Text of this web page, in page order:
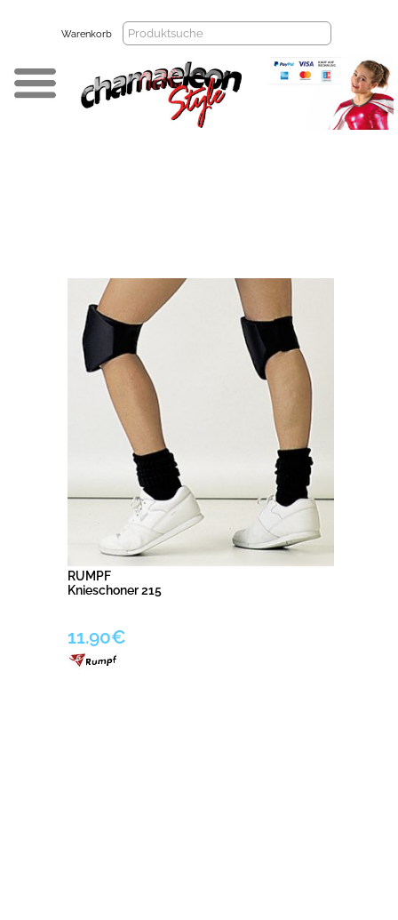
Warenkorb
RUMPF
Knieschoner 215
11.90€